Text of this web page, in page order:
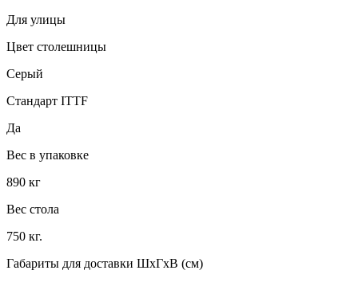
Для улицы
Цвет столешницы
Серый
Стандарт ITTF
Да
Вес в упаковке
890 кг
Вес стола
750 кг.
Габариты для доставки ШхГхВ (см)